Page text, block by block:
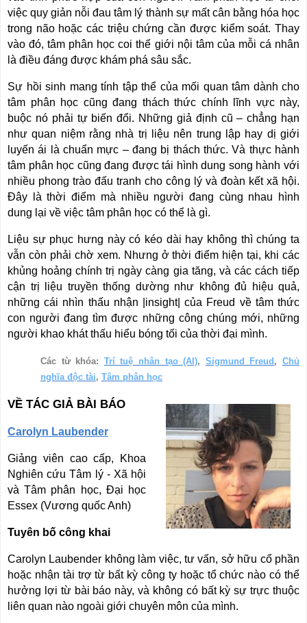
việc quy giản nỗi đau tâm lý thành sự mất cân bằng hóa học
trong não hoặc các triệu chứng cần được kiểm soát. Thay
vào đó, tâm phân học coi thế giới nội tâm của mỗi cá nhân
là điều đáng được khám phá sâu sắc.
Sự hồi sinh mang tính tập thể của mối quan tâm dành cho
tâm phân học cũng đang thách thức chính lĩnh vực này,
buộc nó phải tự biến đổi. Những giả định cũ – chẳng hạn
như quan niệm rằng nhà trị liệu nên trung lập hay dị giới
luyến ái là chuẩn mực – đang bị thách thức. Và thực hành
tâm phân học cũng đang được tái hình dung song hành với
nhiều phong trào đấu tranh cho công lý và đoàn kết xã hội.
Đây là thời điểm mà nhiều người đang cùng nhau hình
dung lại về việc tâm phân học có thể là gì.
Liệu sự phục hưng này có kéo dài hay không thì chúng ta
vẫn còn phải chờ xem. Nhưng ở thời điểm hiện tại, khi các
khủng hoảng chính trị ngày càng gia tăng, và các cách tiếp
cận trị liệu truyền thống dường như không đủ hiệu quả,
những cái nhìn thấu nhận |insight| của Freud về tâm thức
con người đang tìm được những công chúng mới, những
người khao khát thấu hiểu bóng tối của thời đại mình.
Các từ khóa: Trí tuệ nhân tạo (AI), Sigmund Freud,Chủ
nghĩa độc tài, Tâm phân học
VỀ TÁC GIẢ BÀI BÁO
Carolyn Laubender
Giảng viên cao cấp, Khoa
Nghiên cứu Tâm lý - Xã hội
và Tâm phân học, Đại học
Essex (Vương quốc Anh)
Tuyên bố công khai
Carolyn Laubender không làm việc, tư vấn, sở hữu cổ phần
hoặc nhận tài trợ từ bất kỳ công ty hoặc tổ chức nào có thể
hưởng lợi từ bài báo này, và không có bất kỳ sự trực thuộc
liên quan nào ngoài giới chuyên môn của mình.